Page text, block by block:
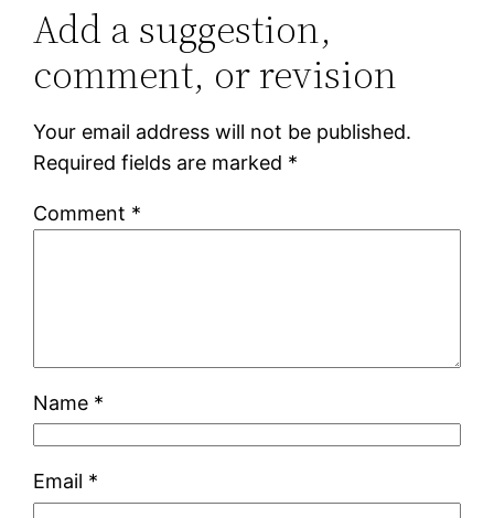
Add a suggestion,
comment, or revision
Your email address will not be published.
Required fields are marked *
Comment *
Name *
Email *